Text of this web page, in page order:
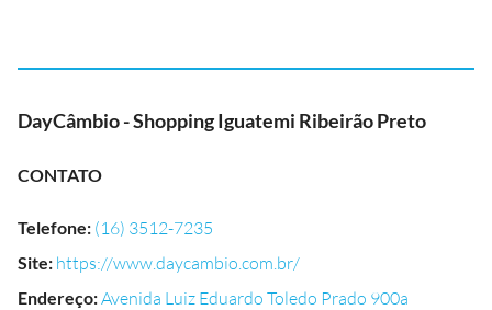
DayCâmbio - Shopping Iguatemi Ribeirão Preto
CONTATO
Telefone: (16) 3512-7235
Site: https://www.daycambio.com.br/
Endereço:Avenida Luiz Eduardo Toledo Prado 900a